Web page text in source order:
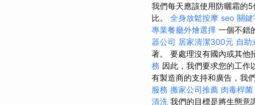
我們每天應該使用防曬霜的
比。 全身放鬆按摩 seo 關鍵
專業餐廳外燴選擇 一個不錯
器公司 居家清潔300元 自助
著。 要處理沒有國內或其他
務 因此，我們要求您的工作
有製造商的支持和廣告，我
服務 搬家公司推薦 肉毒桿菌
清洗 我們的目標是將生態意